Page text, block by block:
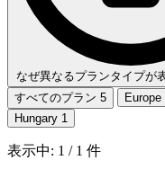
なぜ異なるプランタイプが
すべてのプラン 5
Hungary 1
表示中: 1 / 1 件